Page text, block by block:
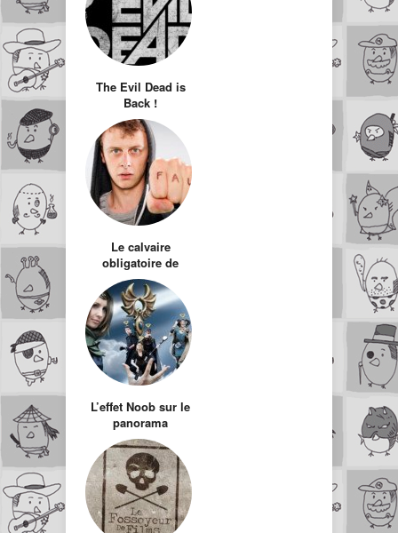
The Evil Dead is
Back !
Le calvaire
obligatoire de
Norman
L’effet Noob sur le
panorama
télévisuel Français